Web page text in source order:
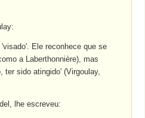
Ele reconhece que se
a Laberthonnière), mas
ter sido atingido' (Virgoulay,
lhe escreveu: